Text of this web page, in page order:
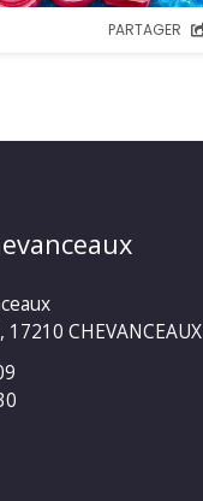
CHEVANCEAUX